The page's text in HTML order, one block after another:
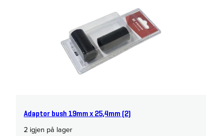
Adaptor bush 19mm x 25,4mm (2)
2 igjen på lager